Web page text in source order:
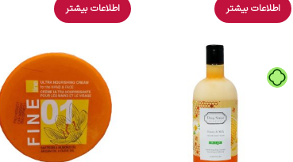
اطلاعات بیشتر اطلاعات بیشتر